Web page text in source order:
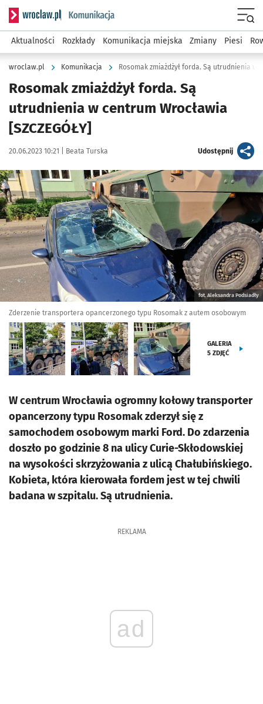
Serwis informacyjny wroclaw.pl podserwis: Komunikacja
Aktualności Rozkłady Komunikacja miejska Zmiany Piesi
wroclaw.pl Komunikacja Rosomak zmiażdżył forda. Są utrudnienia w
Rosomak zmiażdżył forda. Są
utrudnienia w centrum Wrocławia
[SZCZEGÓŁY]
Data publikacji:
20.06.2023 10:21 | Autor:
Beata Turska Udostępnijartykuł
Kliknij, aby zobaczyć galerię
Kliknij, aby powiększyć
fot. Aleksandra Podsiadły
Zderzenie transportera opancerzonego typu Rosomak z autem osobowym
GALERIA
5 ZDJĘĆ
W centrum Wrocławia ogromny kołowy transporter
opancerzony typu Rosomak zderzył się z
samochodem osobowym marki Ford. Do zdarzenia
doszło po godzinie 8 na ulicy Curie-Skłodowskiej
na wysokości skrzyżowania z ulicą Chałubińskiego.
Kobieta, która kierowała fordem jest w tej chwili
badana w szpitalu. Są utrudnienia.
REKLAMA
ad